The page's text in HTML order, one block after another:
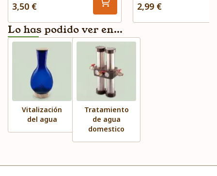
3,50 € 2,99 €
Lo has podido ver en...
Vitalización
del agua
Tratamiento
de agua
domestico